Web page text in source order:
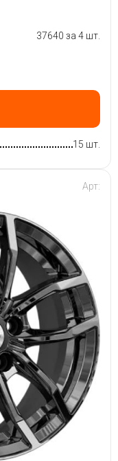
37640 за 4 шт.
15 шт.
Арт: